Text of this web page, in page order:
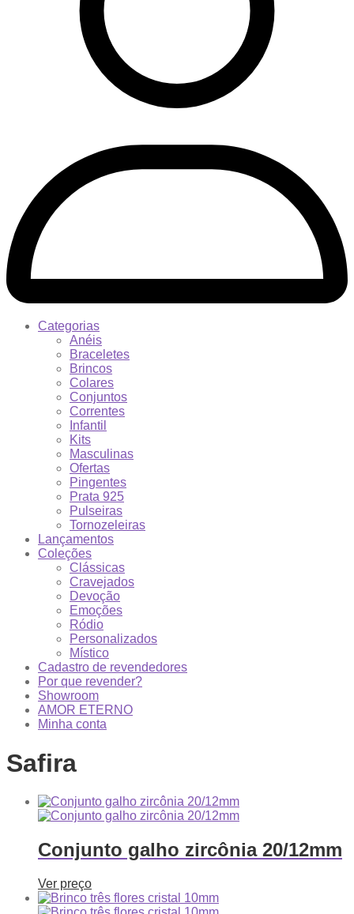
Categorias
Anéis
Braceletes
Brincos
Colares
Conjuntos
Correntes
Infantil
Kits
Masculinas
Ofertas
Pingentes
Prata 925
Pulseiras
Tornozeleiras
Lançamentos
Coleções
Clássicas
Cravejados
Devoção
Emoções
Ródio
Personalizados
Místico
Cadastro de revendedores
Por que revender?
Showroom
AMOR ETERNO
Minha conta
Safira
Conjunto galho zircônia 20/12mm
Ver preço